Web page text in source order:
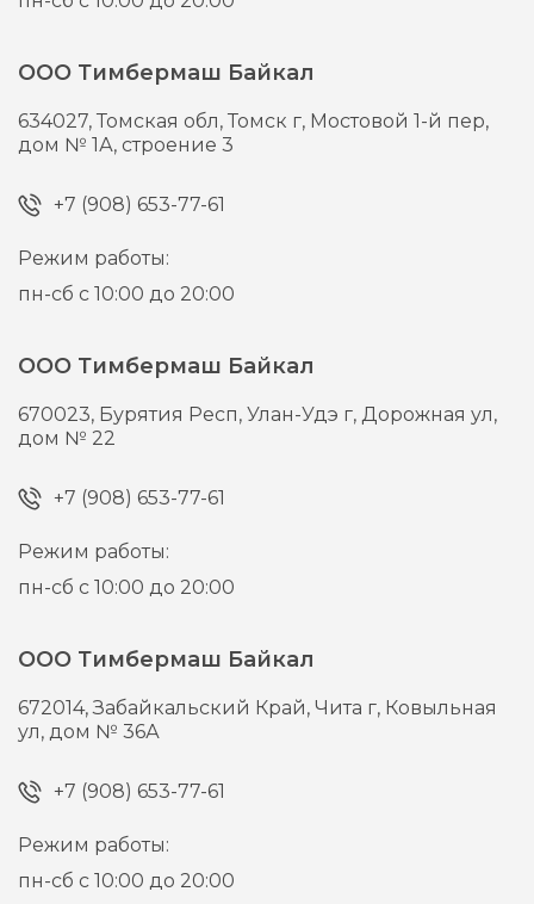
ООО Тимбермаш Байкал
634027,Томская обл, Томск г, Мостовой 1-й пер,
дом № 1А, строение 3
+7 (908) 653-77-61
Режим работы:
пн-сб с 10:00 до 20:00
ООО Тимбермаш Байкал
670023, Бурятия Респ, Улан-Удэ г,Дорожная ул,
дом № 22
+7 (908) 653-77-61
Режим работы:
пн-сб с 10:00 до 20:00
ООО Тимбермаш Байкал
672014,Забайкальский Край, Чита г, Ковыльная
ул, дом № 36А
+7 (908) 653-77-61
Режим работы:
пн-сб с 10:00 до 20:00